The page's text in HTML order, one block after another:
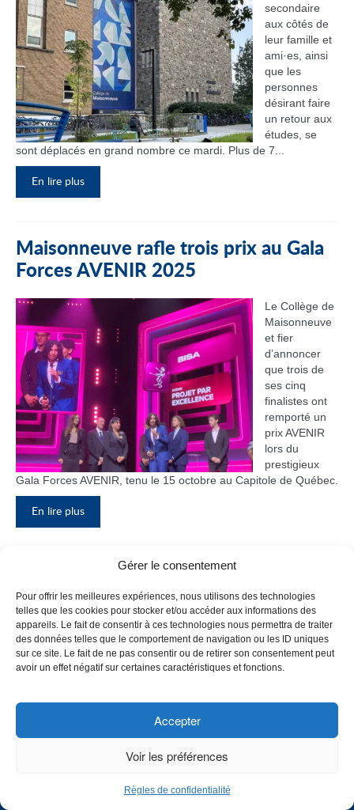
Gérer le consentement
Pour offrir les meilleures expériences, nous utilisons des technologies
telles que les cookies pour stocker et/ou accéder aux informations des
appareils. Le fait de consentir à ces technologies nous permettra de traiter
des données telles que le comportement de navigation ou les ID uniques
sur ce site. Le fait de ne pas consentir ou de retirer son consentement peut
avoir un effet négatif sur certaines caractéristiques et fonctions.
Accepter
Voir les préférences
Règles de confidentialité
secondaire
aux côtés de
leur famille et
ami·es, ainsi
que les
personnes
désirant faire
un retour aux
études, se
sont déplacés en grand nombre ce mardi. Plus de 7...
En lire plus
Maisonneuve rafle trois prix au Gala
Forces AVENIR 2025
Le Collège de
Maisonneuve
et fier
d’annoncer
que trois de
ses cinq
finalistes ont
remporté un
prix AVENIR
lors du
prestigieux
Gala Forces AVENIR, tenu le 15 octobre au Capitole de Québec.
En lire plus
bloc F
Le Collège de
Maisonneuve
a inauguré
CHOISISSEZ UN PROFIL